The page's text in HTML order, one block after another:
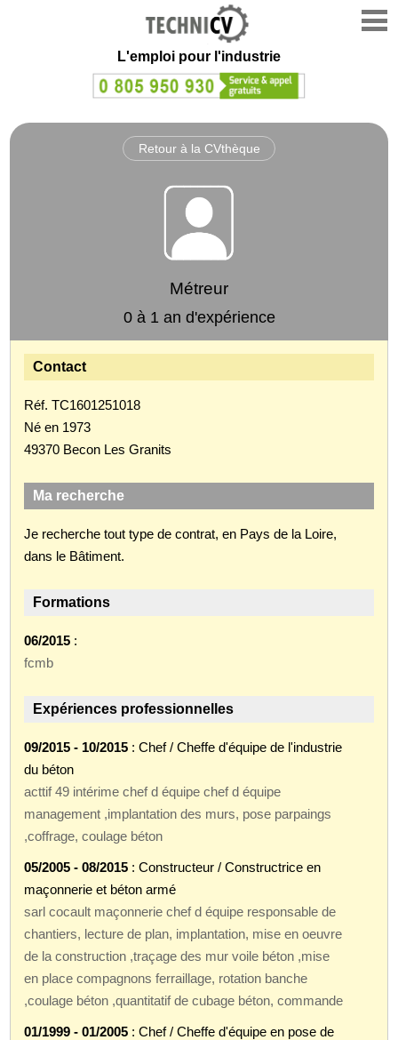
L'emploi pour l'industrie
Retour à la CVthèque
Métreur
0 à 1 an d'expérience
Contact
Réf. TC1601251018
Né en 1973
49370 Becon Les Granits
Ma recherche
Je recherche tout type de contrat, en Pays de la Loire,
dans le Bâtiment.
Formations
06/2015 :
fcmb
Expériences professionnelles
09/2015 - 10/2015 : Chef / Cheffe d'équipe de l'industrie
du béton
acttif 49 intérime chef d équipe chef d équipe
management ,implantation des murs, pose parpaings
,coffrage, coulage béton
05/2005 - 08/2015 : Constructeur / Constructrice en
maçonnerie et béton armé
sarl cocault maçonnerie chef d équipe responsable de
chantiers, lecture de plan, implantation, mise en oeuvre
de la construction ,traçage des mur voile béton ,mise
en place compagnons ferraillage, rotation banche
,coulage béton ,quantitatif de cubage béton, commande
01/1999 - 01/2005 : Chef / Cheffe d'équipe en pose de